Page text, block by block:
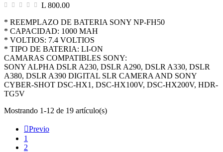
L 800.00
* REEMPLAZO DE BATERIA SONY NP-FH50
* CAPACIDAD: 1000 MAH
* VOLTIOS: 7.4 VOLTIOS
* TIPO DE BATERIA: LI-ON
CAMARAS COMPATIBLES SONY:
SONY ALPHA DSLR A230, DSLR A290, DSLR A330, DSLR
A380, DSLR A390 DIGITAL SLR CAMERA AND SONY
CYBER-SHOT DSC-HX1, DSC-HX100V, DSC-HX200V, HDR-
TG5V
Mostrando 1-12 de 19 artículo(s)
Previo
1
2